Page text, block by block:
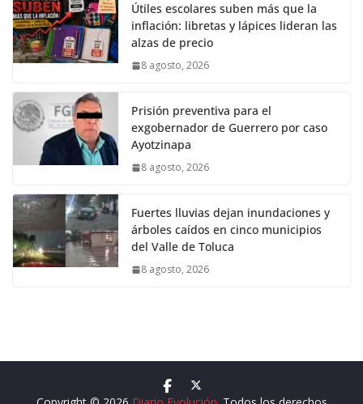
Útiles escolares suben más que la
inflación: libretas y lápices lideran las
alzas de precio
8 agosto, 2026
Prisión preventiva para el
exgobernador de Guerrero por caso
Ayotzinapa
8 agosto, 2026
Fuertes lluvias dejan inundaciones y
árboles caídos en cinco municipios
del Valle de Toluca
8 agosto, 2026